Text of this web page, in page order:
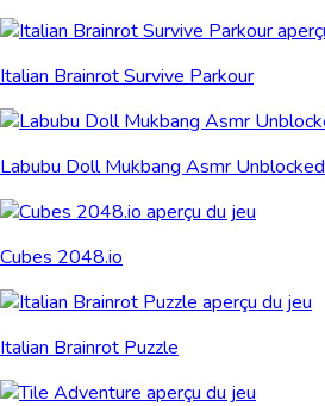
Italian Brainrot Survive Parkour
Labubu Doll Mukbang Asmr Unblocked
Cubes 2048.io
Italian Brainrot Puzzle